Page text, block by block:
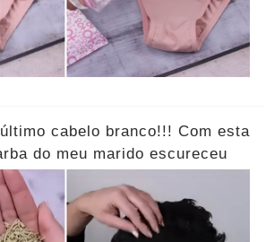
cabelo branco!!! Com esta
do meu marido escureceu